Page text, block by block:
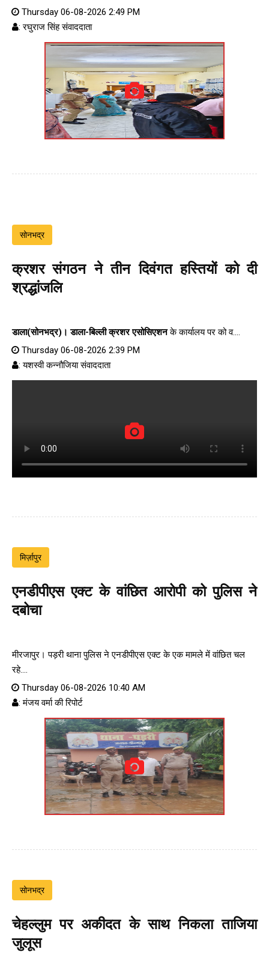
Thursday 06-08-2026 2:49 PM
: रघुराज सिंह संवाददाता
सोनभद्र
क्रशर संगठन ने तीन दिवंगत हस्तियों को दी
श्रद्धांजलि
डाला(सोनभद्र)। डाला-बिल्ली क्रशर एसोसिएशनके कार्यालय पर को व....
Thursday 06-08-2026 2:39 PM
: यशस्वी कन्नौजिया संवाददाता
मिर्ज़ापुर
एनडीपीएस एक्ट के वांछित आरोपी को पुलिस ने
दबोचा
मीरजापुर। पड़री थाना पुलिस ने एनडीपीएस एक्ट के एक मामले में वांछित चल
रहे....
Thursday 06-08-2026 10:40 AM
: मंजय वर्मा की रिपोर्ट
सोनभद्र
चेहल्लुम पर अकीदत के साथ निकला ताजिया
जुलूस